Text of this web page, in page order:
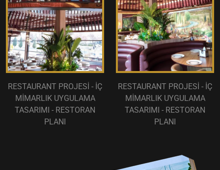
RESTAURANT PROJESİ - İÇ
MİMARLIK UYGULAMA
TASARIMI - RESTORAN
PLANI
RESTAURANT PROJESİ - İÇ
MİMARLIK UYGULAMA
TASARIMI - RESTORAN
PLANI